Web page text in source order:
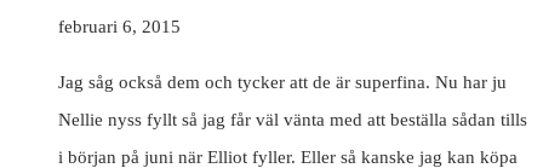
februari 6, 2015
Jag såg också dem och tycker att de är superfina. Nu har ju
Nellie nyss fyllt så jag får väl vänta med att beställa sådan tills
i början på juni när Elliot fyller. Eller så kanske jag kan köpa